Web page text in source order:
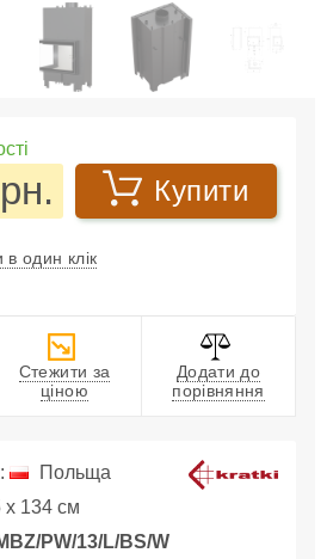
Купити
в один клік
Стежити за
ціною
Додати до
порівняння
Польща
x 134 см
PW/13/L/BS/W